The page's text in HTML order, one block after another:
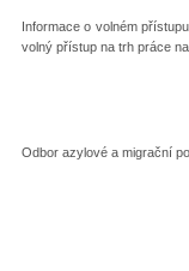
Informace o volném
volný přístup na trh práce na
Odbor azylové a migrační